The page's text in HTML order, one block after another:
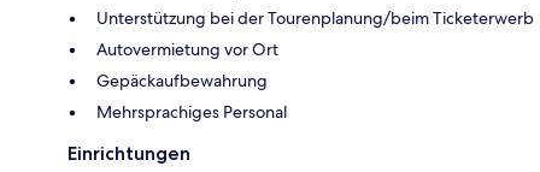
Unterstützung bei der Tourenplanung/beim Ticketerwerb
Autovermietung vor Ort
Gepäckaufbewahrung
Mehrsprachiges Personal
Einrichtungen